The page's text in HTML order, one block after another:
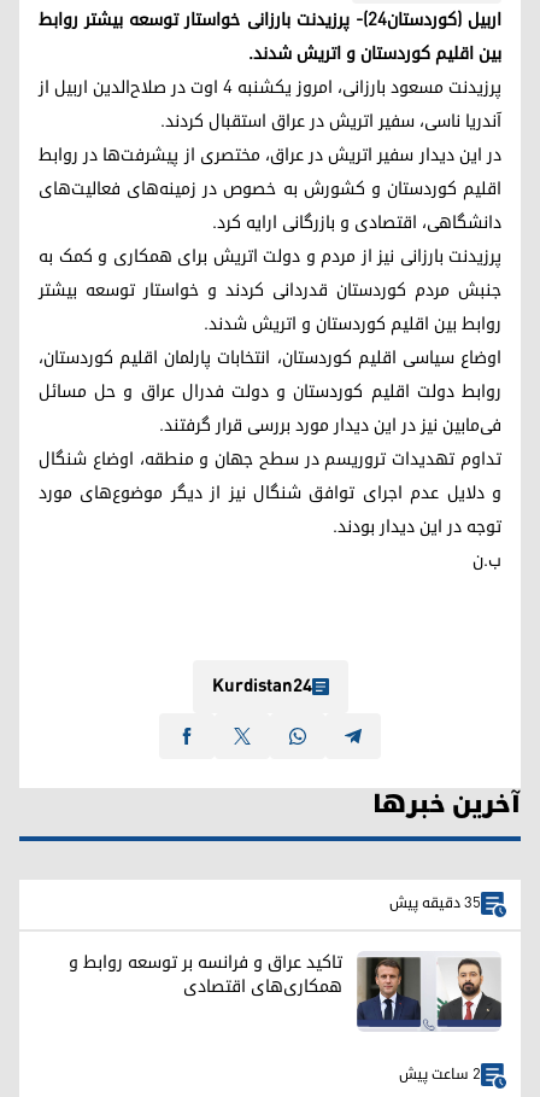
اربیل (کوردستان٢٤)- پرزیدنت بارزانی خواستار توسعه بیشتر روابط
بین اقلیم کوردستان و اتریش شدند.
پرزیدنت مسعود بارزانی، امروز یکشنبه ٤ اوت در صلاح‌الدین اربیل از
آندریا ناسی، سفیر اتریش در عراق استقبال کردند.
در این دیدار سفیر اتریش در عراق، مختصری از پیشرفت‌ها در روابط
اقلیم کوردستان و کشورش به خصوص در زمینه‌های فعالیت‌های
دانشگاهی، اقتصادی و بازرگانی ارایه کرد.
پرزیدنت بارزانی نیز از مردم و دولت اتریش برای همکاری و کمک به
جنبش مردم کوردستان قدردانی کردند و خواستار توسعه بیشتر
روابط بین اقلیم کوردستان و اتریش شدند.
اوضاع سیاسی اقلیم کوردستان، انتخابات پارلمان اقلیم کوردستان،
روابط دولت اقلیم کوردستان و دولت فدرال عراق و حل مسائل
فی‌مابین نیز در این دیدار مورد بررسی قرار گرفتند.
تداوم تهدیدات تروریسم در سطح جهان و منطقه، اوضاع شنگال
و دلایل عدم اجرای توافق شنگال نیز از دیگر موضوع‌های مورد
توجه در این دیدار بودند.
ب.ن
Kurdistan24
آخرین خبرها
35 دقیقه پیش
تاکید عراق و فرانسه بر توسعه روابط و
همکاری‌های اقتصادی
2 ساعت پیش